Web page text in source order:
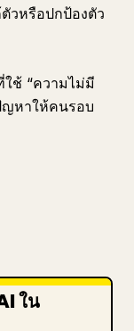
วหรือปกป้องตัว
ใช้ “ความไม่มี
ญหาให้คนรอบ
ใน